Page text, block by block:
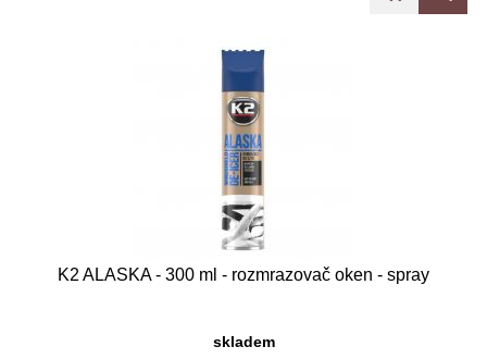
K2 ALASKA - 300 ml - rozmrazovač oken - spray
skladem